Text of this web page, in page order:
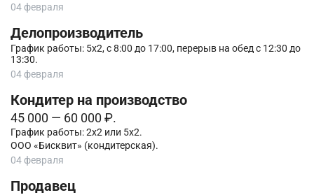
04 февраля
Делопроизводитель
График работы: 5х2, с 8:00 до 17:00, перерыв на обед с 12:30 до
13:30.
04 февраля
Кондитер на производство
45 000 — 60 000 ₽.
График работы: 2х2 или 5х2.
ООО «Бисквит» (кондитерская).
04 февраля
Продавец